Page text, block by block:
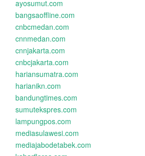
ayosumut.com
bangsaoffline.com
cnbcmedan.com
cnnmedan.com
cnnjakarta.com
cnbcjakarta.com
hariansumatra.com
harianikn.com
bandungtimes.com
sumutekspres.com
lampungpos.com
mediasulawesi.com
mediajabodetabek.com